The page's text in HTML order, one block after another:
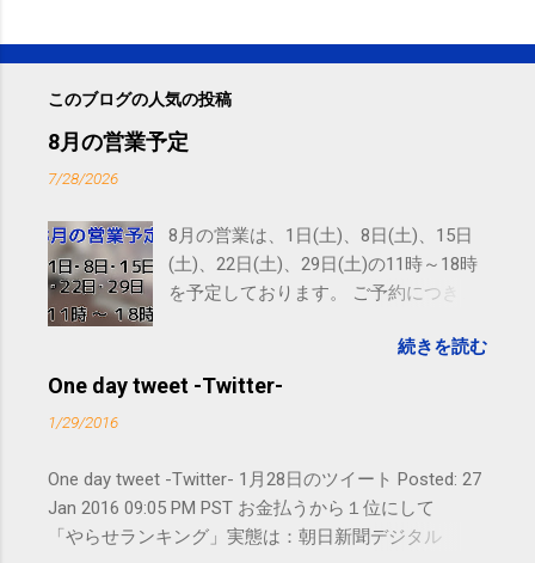
このブログの人気の投稿
8月の営業予定
7/28/2026
8月の営業は、1日(土)、8日(土)、15日
(土)、22日(土)、29日(土)の11時～18時
を予定しております。 ご予約につきま
す。 電話に出られないことがあります
ので、ご予約、お問い合わせは
続きを読む
One day tweet -Twitter-
1/29/2016
One day tweet -Twitter- 1月28日のツイート Posted: 27
Jan 2016 09:05 PM PST お金払うから１位にして
「やらせランキング」実態は：朝日新聞デジタル